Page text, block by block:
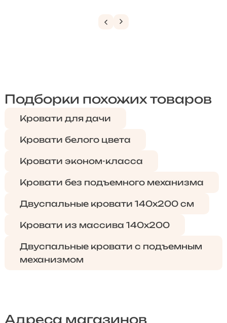
Подборки похожих товаров
Кровати для дачи
Кровати белого цвета
Кровати эконом-класса
Кровати без подъемного механизма
Двуспальные кровати 140х200 см
Кровати из массива 140х200
Двуспальные кровати с подъемным
механизмом
Адреса магазинов